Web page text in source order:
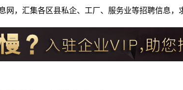
网，汇集各区县私企、工厂、服务业等招聘信息